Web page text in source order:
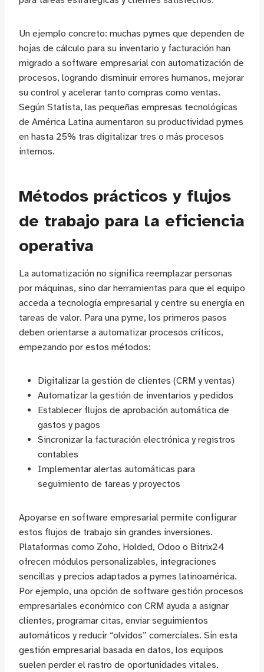
Un ejemplo concreto: muchas pymes que dependen de
hojas de cálculo para su inventario y facturación han
migrado a software empresarial con automatización de
procesos, logrando disminuir errores humanos, mejorar
su control y acelerar tanto compras como ventas.
Según Statista, las pequeñas empresas tecnológicas
de América Latina aumentaron su productividad pymes
en hasta 25% tras digitalizar tres o más procesos
internos.
Métodos prácticos y flujos
de trabajo para la eficiencia
operativa
La automatización no significa reemplazar personas
por máquinas, sino dar herramientas para que el equipo
acceda a tecnología empresarial y centre su energía en
tareas de valor. Para una pyme, los primeros pasos
deben orientarse a automatizar procesos críticos,
empezando por estos métodos:
Digitalizar la gestión de clientes (CRM y ventas)
Automatizar la gestión de inventarios y pedidos
Establecer flujos de aprobación automática de
gastos y pagos
Sincronizar la facturación electrónica y registros
contables
Implementar alertas automáticas para
seguimiento de tareas y proyectos
Apoyarse en software empresarial permite configurar
estos flujos de trabajo sin grandes inversiones.
Plataformas como Zoho, Holded, Odoo o Bitrix24
ofrecen módulos personalizables, integraciones
sencillas y precios adaptados a pymes latinoamérica.
Por ejemplo, una opción de software gestión procesos
empresariales económico con CRM ayuda a asignar
clientes, programar citas, enviar seguimientos
automáticos y reducir “olvidos” comerciales. Sin esta
gestión empresarial basada en datos, los equipos
suelen perder el rastro de oportunidades vitales.